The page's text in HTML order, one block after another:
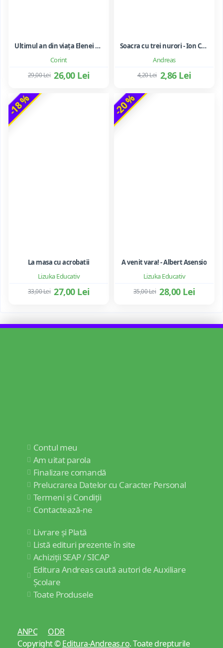
Corint
Ultimul an din viața Elenei Ceaușescu - LAVINIA BETEA
26,00 Lei
29,00 Lei
Andreas
Soacra cu trei nurori - Ion Creanga
2,86 Lei
4,20 Lei
-18 %
Lizuka Educativ
La masa cu acrobatii
27,00 Lei
33,00 Lei
-20 %
Lizuka Educativ
A venit vara! - Albert Asensio
28,00 Lei
35,00 Lei
Contul meu
Am uitat parola
Finalizare comandă
Prelucrarea Datelor cu Caracter Personal
Termeni și Condiții
Contactează-ne
Livrare și Plată
Listă edituri prezente în site
Achiziții SEAP / SICAP
Editura Andreas caută autori de Auxiliare
Școlare
Toate Produsele
ANPC
ODR
Copyright ©Editura-Andreas.ro. Toate drepturile